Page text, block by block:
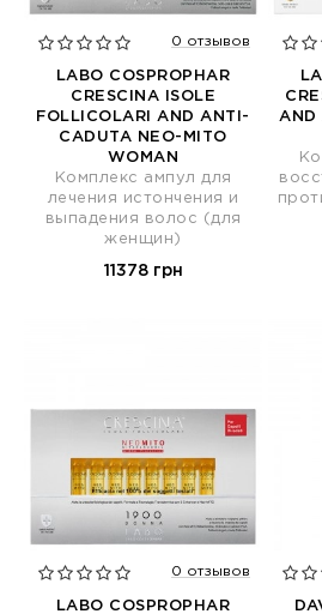
0 отзывов
LABO COSPROPHAR
CRESCINA ISOLE
FOLLICOLARI AND ANTI-
CADUTA NEO-MITO
WOMAN
Комплекс ампул для
лечения истончения и
выпадения волос (для
женщин)
11378 грн
AND
0 отзывов
LABO COSPROPHAR